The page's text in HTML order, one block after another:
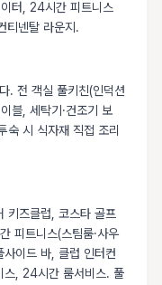
터, 24시간 피트니스
티넨탈 라운지.
. 전 객실 풀키친(인덕션
블, 세탁기·건조기 보
숙 시 식자재 직접 조리
키즈클럽, 코스타 골프
피트니스(스팀룸·사우
이드 바, 클럽 인터컨
스, 24시간 룸서비스. 풀